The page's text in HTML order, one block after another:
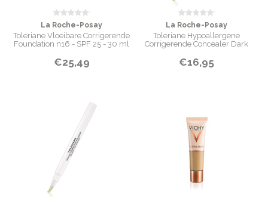
La Roche-Posay
Toleriane Vloeibare Corrigerende
Foundation n16 - SPF 25 - 30 ml
€25,49
La Roche-Posay
Toleriane Hypoallergene
Corrigerende Concealer Dark
€16,95